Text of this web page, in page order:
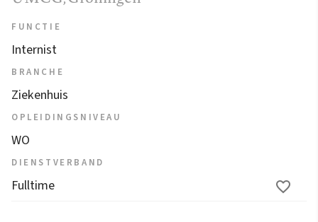
FUNCTIE
Internist
BRANCHE
Ziekenhuis
OPLEIDINGSNIVEAU
WO
DIENSTVERBAND
Fulltime